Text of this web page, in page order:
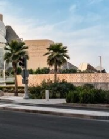
的贸易往来。随
厅地面，引发现
捕。
正接连成为抗议活
前，两名年轻的气
年作品《向日
处监禁。庭审中，
受损，但泼洒在